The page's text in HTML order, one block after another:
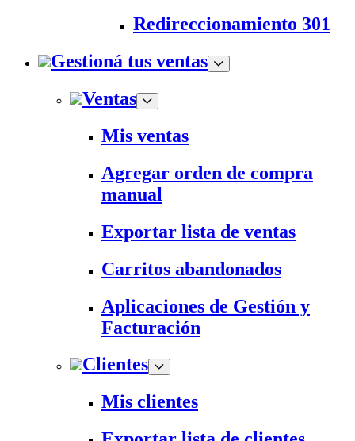
Redireccionamiento 301
Gestioná tus ventas
Ventas
Mis ventas
Agregar orden de compra
manual
Exportar lista de ventas
Carritos abandonados
Aplicaciones de Gestión y
Facturación
Clientes
Mis clientes